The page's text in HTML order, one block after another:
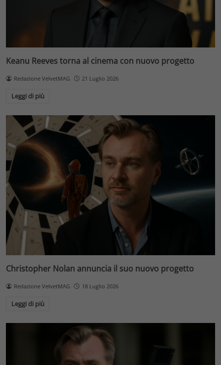
Keanu Reeves torna al cinema con nuovo progetto
Redazione VelvetMAG 21 Luglio 2026
Leggi di più
Christopher Nolan annuncia il suo nuovo progetto
Redazione VelvetMAG 18 Luglio 2026
Leggi di più